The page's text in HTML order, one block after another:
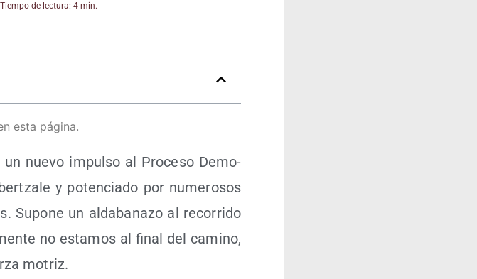
de lectura: 4 min.
esta página.
nue­vo impul­so al Pro­ce­so Demo­
y poten­cia­do por nume­ro­sos
Supo­ne un alda­ba­na­zo al reco­rri­do
no esta­mos al final del camino,
motriz.